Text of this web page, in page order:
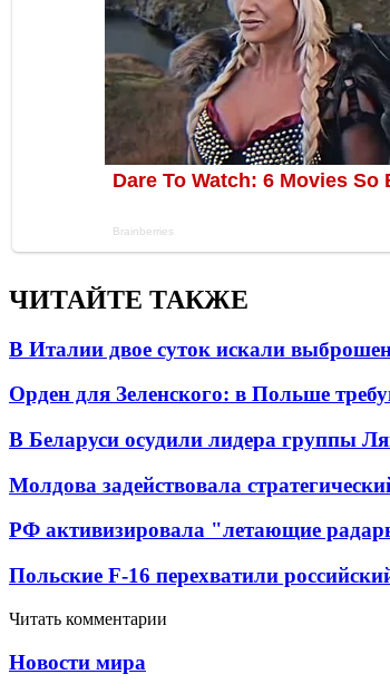
ЧИТАЙТЕ ТАКЖЕ
В Италии двое суток искали
Орден для Зеленского: в Польше
В Беларуси осудили лидера группы
Молдова задействовала
РФ активизировала "летающие
Польские F-16 перехватили
Читать комментарии
Новости мира